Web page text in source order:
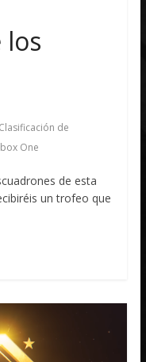
los
Clasificación de
One
de esta
un trofeo que